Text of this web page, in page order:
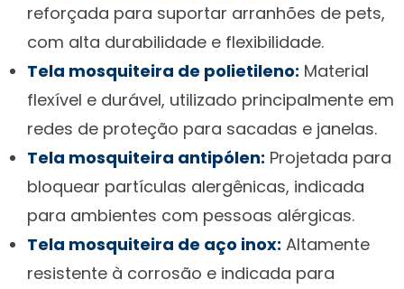
reforçada para suportar arranhões de pets,
com alta durabilidade e flexibilidade.
Tela mosquiteira de polietileno: Material
flexível e durável, utilizado principalmente em
redes de proteção para sacadas e janelas.
Tela mosquiteira antipólen: Projetada para
bloquear partículas alergênicas, indicada
para ambientes com pessoas alérgicas.
Tela mosquiteira de aço inox: Altamente
resistente à corrosão e indicada para